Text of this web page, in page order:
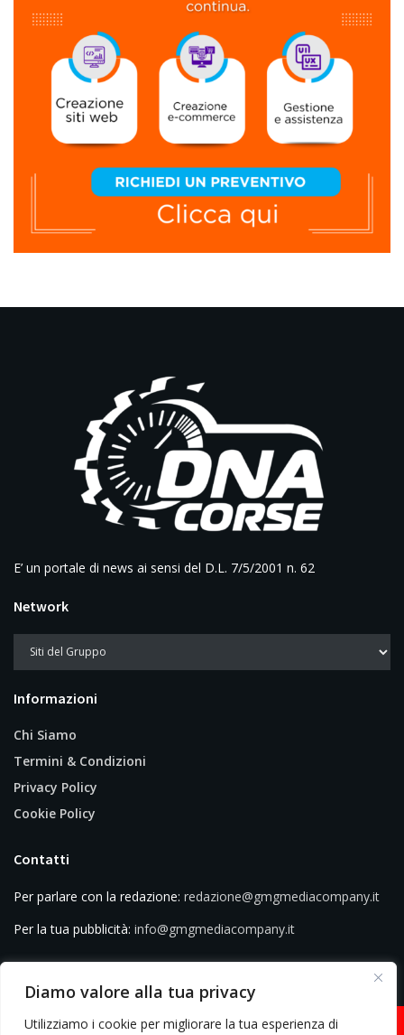
Diamo valore alla tua privacy
Utilizziamo i cookie per migliorare la tua esperienza di
E’ un portale di news ai sensi del D.L. 7/5/2001 n. 62
Network
Informazioni
Chi Siamo
Termini & Condizioni
Privacy Policy
Cookie Policy
Contatti
Per parlare con la redazione: redazione@gmgmediacompany.it
Per la tua pubblicità: info@gmgmediacompany.it